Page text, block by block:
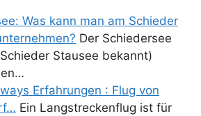
Was kann man am Schieder
Der Schiedersee
Stausee bekannt)
Erfahrungen : Flug von
Ein Langstreckenflug ist für